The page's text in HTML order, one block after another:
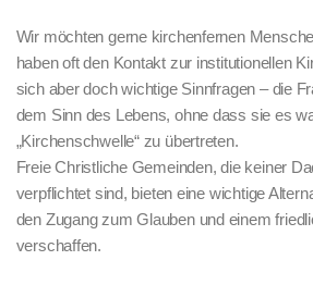
Wir möchten gerne kirchenfernen
haben oft den Kontakt zur institutionellen
sich aber doch wichtige Sinnfragen – die
dem Sinn des Lebens, ohne dass sie es
„Kirchenschwelle“ zu übertreten.
Freie Christliche Gemeinden, die keiner
verpflichtet sind, bieten eine wichtige
den Zugang zum Glauben und einem
verschaffen.